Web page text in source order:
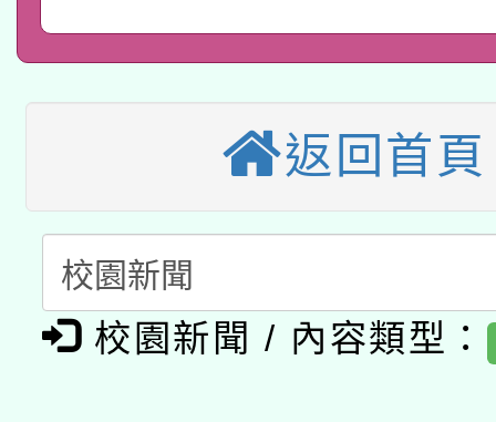
用水績優單位及節水達
動」
桃園市孔廟祈福系列
開 智慧啟航」
2026年桃園地景藝術
招甄選結果公告(無人
招)
適應運動共學行動站研
本館辦理115年度閱讀
暨閱讀推動專業研習
科技賦能─人工智慧
礎課程
A3數位素養講師名單
「數位內容與教學軟
返回首頁
校園新聞 / 內容類型：